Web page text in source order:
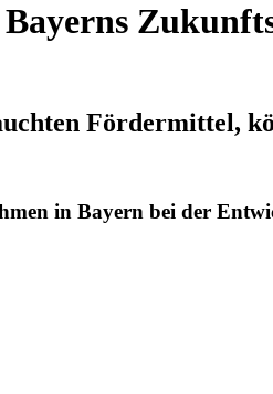
Fördermittel,
in Bayern bei der